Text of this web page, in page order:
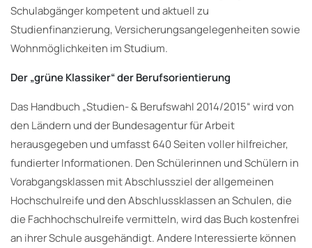
Schulabgänger kompetent und aktuell zu
Studienfinanzierung, Versicherungsangelegenheiten sowie
Wohnmöglichkeiten im Studium.
Der „grüne Klassiker“ der Berufsorientierung
Das Handbuch „Studien- & Berufswahl 2014/2015“ wird von
den Ländern und der Bundesagentur für Arbeit
herausgegeben und umfasst 640 Seiten voller hilfreicher,
fundierter Informationen. Den Schülerinnen und Schülern in
Vorabgangsklassen mit Abschlussziel der allgemeinen
Hochschulreife und den Abschlussklassen an Schulen, die
die Fachhochschulreife vermitteln, wird das Buch kostenfrei
an ihrer Schule ausgehändigt. Andere Interessierte können